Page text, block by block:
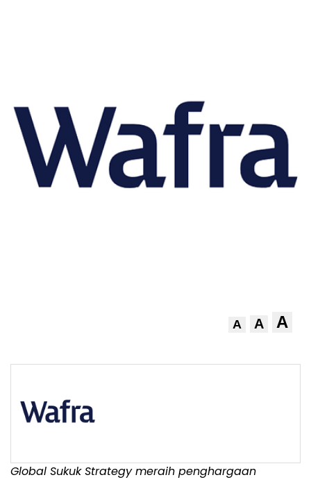
A A A
Global Sukuk Strategy meraih penghargaan